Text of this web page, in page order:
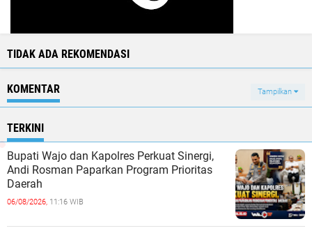
TIDAK ADA REKOMENDASI
KOMENTAR Tampilkan
TERKINI
Bupati Wajo dan Kapolres Perkuat Sinergi,
Andi Rosman Paparkan Program Prioritas
Daerah
06/08/2026, 11:16 WIB